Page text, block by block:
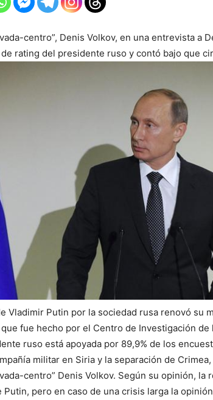
centro”, Denis Volkov, en una entrevista a
rating del presidente ruso y contó bajo que
Vladimir Putin por la sociedad rusa renovó su
fue hecho por el Centro de Investigación de
ruso está apoyada por 89,9% de los
militar en Siria y la separación de
centro” Denis Volkov. Según su opinión, la
Putin, pero en caso de una crisis larga la